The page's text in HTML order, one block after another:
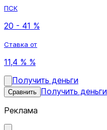
ПСК
20 - 41 %
Ставка от
11,4 % %
Получить деньги
Сравнить Получить деньги
Реклама